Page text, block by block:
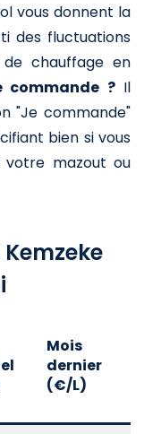
vous donnent la
des fluctuations
chauffage en
commande ?Il
"Je commande"
bien si vous
votre mazout ou
Mois
dernier
(€/L)